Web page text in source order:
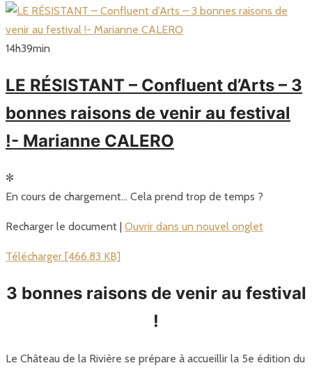
14h39min
LE RÉSISTANT – Confluent d’Arts – 3
bonnes raisons de venir au festival
!- Marianne CALERO
✻
En cours de chargement… Cela prend trop de temps ?
Recharger le document | Ouvrir dans un nouvel onglet
Télécharger [466.83 KB]
3 bonnes raisons de venir au festival
!
Le Château de la Rivière se prépare à accueillir la 5e édition du